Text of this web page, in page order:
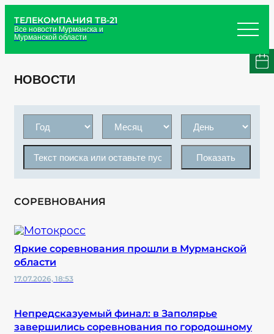
ТЕЛЕКОМПАНИЯ ТВ-21
Все новости Мурманска и
Мурманской области
НОВОСТИ
Показать
СОРЕВНОВАНИЯ
Яркие соревнования прошли в Мурманской
области
17.07.2026, 18:53
Непредсказуемый финал: в Заполярье
завершились соревнования по городошному